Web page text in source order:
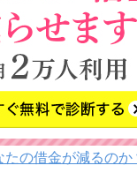
の借金が減るのか